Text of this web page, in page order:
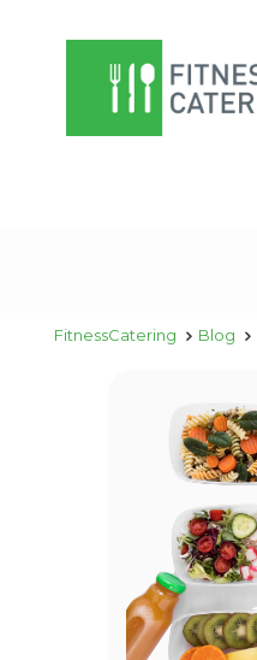
FitnessCatering Blog